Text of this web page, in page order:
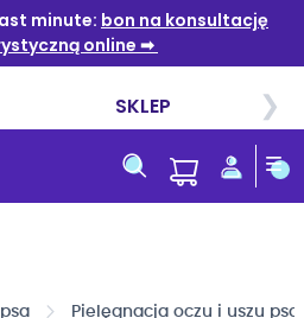
Pielęgnacja oczu i uszu psa